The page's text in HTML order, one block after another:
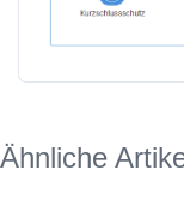
Ähnliche